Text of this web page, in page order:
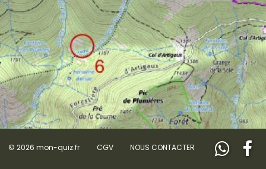
© 2026 mon-quiz.fr CGV NOUS CONTACTER